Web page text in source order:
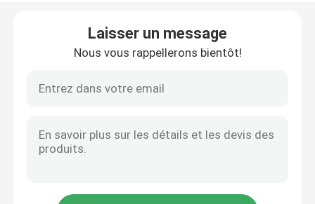
Laisser un message
Nous vous rappellerons bientôt!